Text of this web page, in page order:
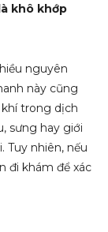
khô khớp
nguyên
này cũng
trong dịch
sưng hay giới
Tuy nhiên, nếu
đi khám để xác